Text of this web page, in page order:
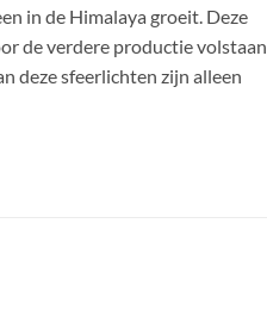
in de Himalaya groeit. Deze
de verdere productie volstaan
deze sfeerlichten zijn alleen